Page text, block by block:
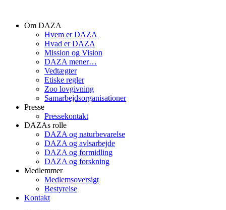
indholdOm DAZA
Hvem er DAZA
Hvad er DAZA
Mission og Vision
DAZA mener…
Vedtægter
Etiske regler
Zoo lovgivning
Samarbejdsorganisationer
Presse
Pressekontakt
DAZAs rolle
DAZA og natur­bevarelse
DAZA og avls­arbejde
DAZA og formidling
DAZA og forskning
Medlemmer
Medlemsoversigt
Bestyrelse
Kontakt